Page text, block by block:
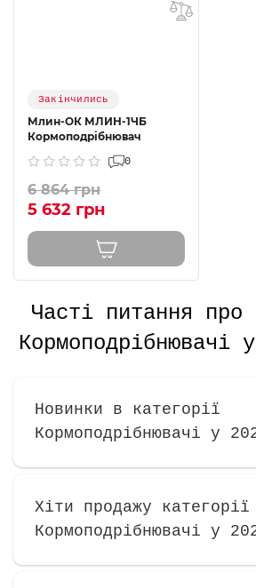
Закінчились
Млин-ОК МЛИН-1ЧБ
Кормоподрібнювач
0
6 864 грн
5 632 грн
Часті питання про
Кормоподрібнювачі
Новинки в категорії
Кормоподрібнювачі у
Хіти продажу категорії
Кормоподрібнювачі у